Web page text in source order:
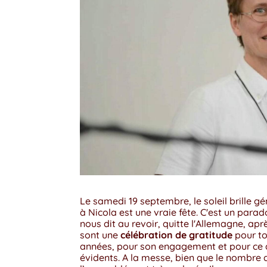
Le samedi 19 septembre, le soleil brille
à Nicola est une vraie fête. C'est un
nous dit au revoir, quitte l'Allemagne,
sont unecélébration de gratitude pour
années, pour son engagement et pour
évidents. A la messe, bien que le